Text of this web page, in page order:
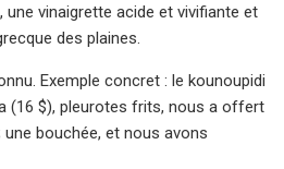
vinaigrette acide et vivifiante et
des plaines.
Exemple concret : le kounoupidi
(16 $), pleurotes frits, nous a offert
bouchée, et nous avons